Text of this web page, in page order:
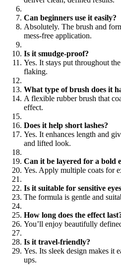
Can beginners use it easily?
Absolutely. The brush and
mess-free application.
Is it smudge-proof?
Yes. It stays put throughout
flaking.
What type of brush does it
A flexible rubber brush that
effect.
Does it help short lashes?
Yes. It enhances length and
and lifted look.
Can it be layered for a bold
Yes. Apply multiple coats for
Is it suitable for sensitive
The formula is gentle and
How long does the effect
You’ll enjoy beautifully
Is it travel-friendly?
Yes. Its sleek design makes it
ups.